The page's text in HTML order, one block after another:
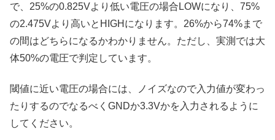
で、25%の0.825Vより低い電圧の場合LOWになり、75%
の2.475Vより高いとHIGHになります。26%から74%まで
の間はどちらになるかわかりません。ただし、実測では大
体50%の電圧で判定しています。
閾値に近い電圧の場合には、ノイズなので入力値が変わっ
たりするのでなるべくGNDか3.3Vかを入力されるように
してください。